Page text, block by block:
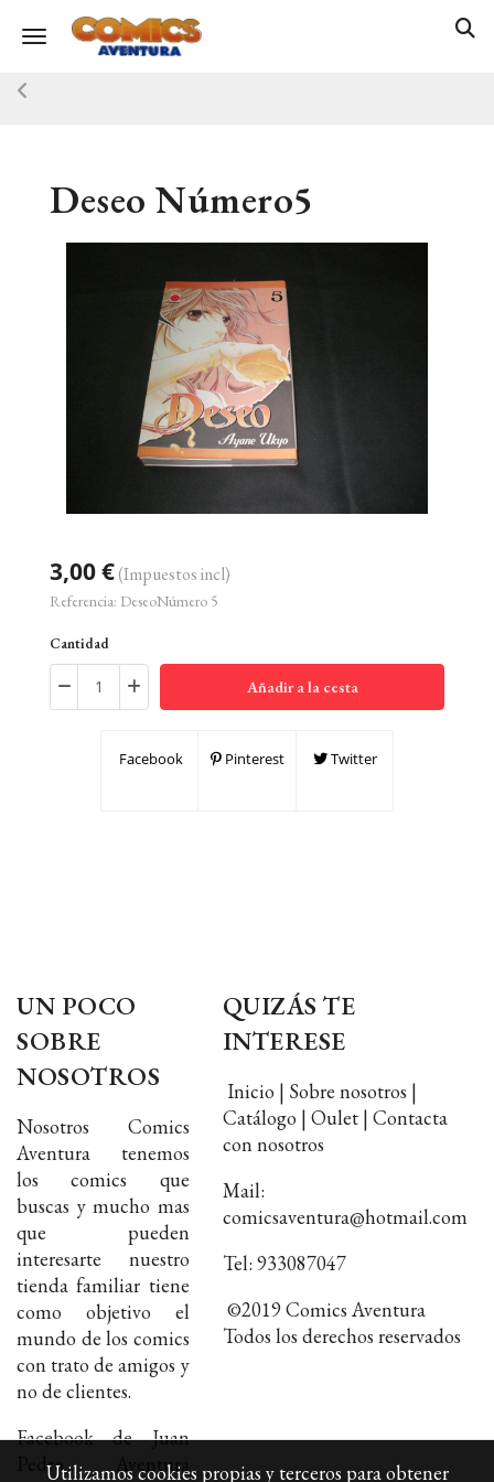
Toggle navigation
Deseo Número5
3,00 €(Impuestos incl)
Referencia: DeseoNúmero 5
Cantidad
Añadir a la cesta
Facebook Pinterest Twitter
UN POCO
SOBRE
NOSOTROS
Nosotros Comics
Aventura tenemos
los comics que
buscas y mucho mas
que pueden
interesarte nuestro
tienda familiar tiene
como objetivo el
mundo de los comics
con trato de amigos y
no de clientes.
Facebook de Juan
Pedro Aventura
QUIZÁS TE
INTERESE
Inicio | Sobre nosotros |
Catálogo | Oulet | Contacta
con nosotros
Mail:
comicsaventura@hotmail.com
Tel: 933087047
©2019 Comics Aventura
Todos los derechos reservados
Utilizamos cookies propias y terceros para obtener